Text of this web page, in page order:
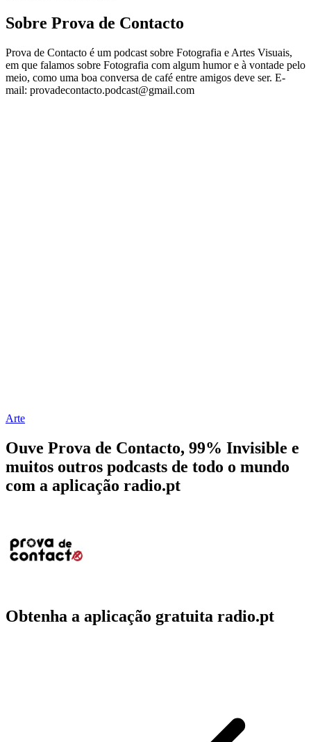
Sobre Prova de Contacto
Prova de Contacto é um podcast sobre Fotografia e Artes Visuais,
em que falamos sobre Fotografia com algum humor e à vontade pelo
meio, como uma boa conversa de café entre amigos deve ser. E-
mail: provadecontacto.podcast@gmail.com
Arte
Ouve Prova de Contacto, 99% Invisible e
muitos outros podcasts de todo o mundo
com a aplicação radio.pt
Obtenha a aplicação gratuita radio.pt